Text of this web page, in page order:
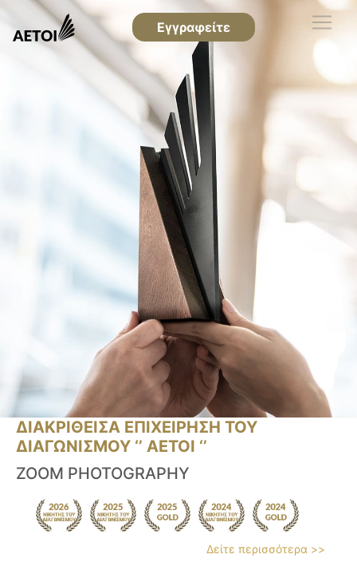
Εγγραφείτε
ΔΙΑΚΡΙΘΕΙΣΑ ΕΠΙΧΕΙΡΗΣΗ ΤΟΥ
ΔΙΑΓΩΝΙΣΜΟΥ ‘’ ΑΕΤΟΙ ‘’
ZOOM PHOTOGRAPHY
Δείτε περισσότερα >>